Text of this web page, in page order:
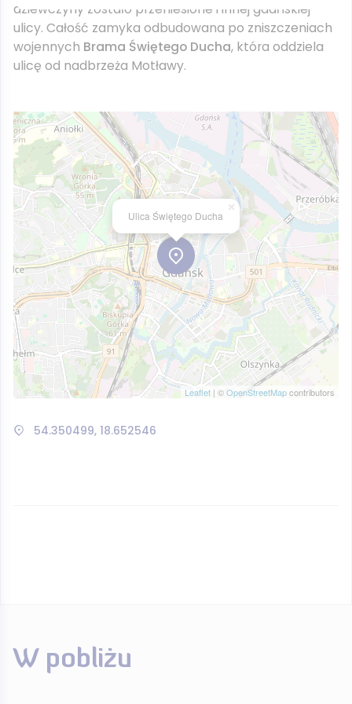
dziewczyny zostało przeniesione i innej gdańskiej
ulicy. Całość zamyka odbudowana po zniszczeniach
wojennych Brama Świętego Ducha, która oddziela
ulicę od nadbrzeża Motławy.
Ulica Świętego Ducha
×
Leaflet | ©OpenStreetMapcontributors
54.350499, 18.652546
W pobliżu